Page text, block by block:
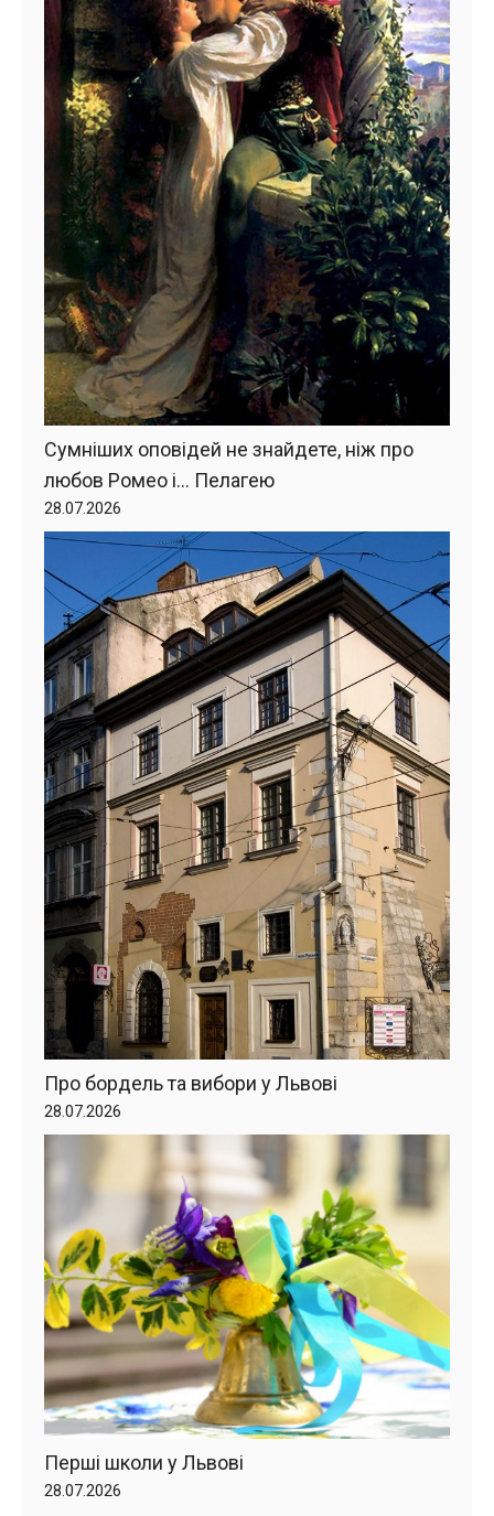
Сумніших оповідей не знайдете, ніж про
любов Ромео і… Пелагею
28.07.2026
Про бордель та вибори у Львові
28.07.2026
Перші школи у Львові
28.07.2026